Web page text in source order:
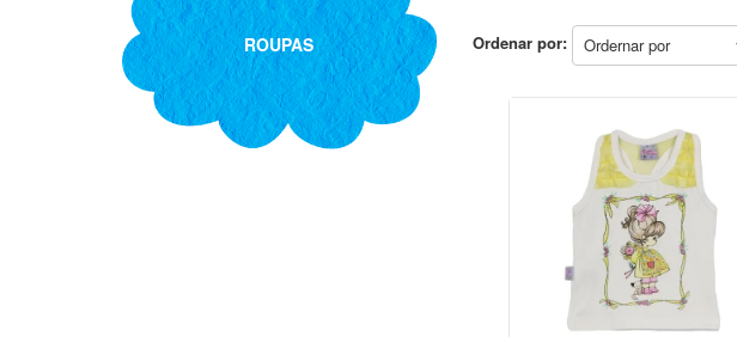
ROUPAS Ordenar por: